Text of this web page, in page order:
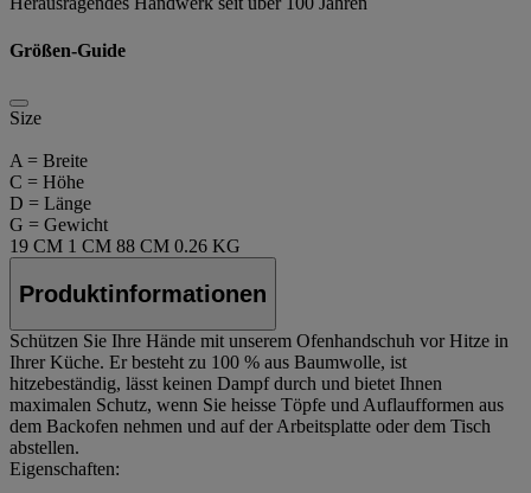
Größen-Guide
Size
A = Breite
C = Höhe
D = Länge
G = Gewicht
19 CM 1 CM 88 CM 0.26 KG
Produktinformationen
Schützen Sie Ihre Hände mit unserem Ofenhandschuh vor Hitze in
Ihrer Küche. Er besteht zu 100 % aus Baumwolle, ist
hitzebeständig, lässt keinen Dampf durch und bietet Ihnen
maximalen Schutz, wenn Sie heisse Töpfe und Auflaufformen aus
dem Backofen nehmen und auf der Arbeitsplatte oder dem Tisch
abstellen.
Eigenschaften: